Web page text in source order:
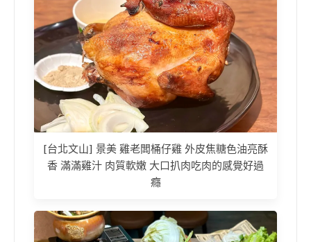
[台北文山] 景美 雞老闆桶仔雞 外皮焦糖色油亮酥
香 滿滿雞汁 肉質軟嫩 大口扒肉吃肉的感覺好過
癮